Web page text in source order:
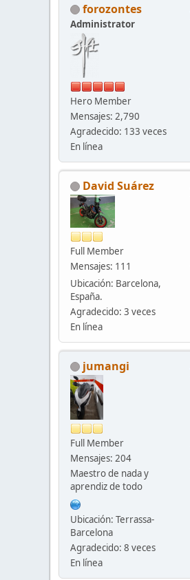
forozontes
Administrator
Hero Member
Mensajes: 2,790
Agradecido: 133 veces
En línea
David Suárez
Full Member
Mensajes: 111
Ubicación: Barcelona,
España.
Agradecido: 3 veces
En línea
jumangi
Full Member
Mensajes: 204
Maestro de nada y
aprendiz de todo
Ubicación: Terrassa-
Barcelona
Agradecido: 8 veces
En línea